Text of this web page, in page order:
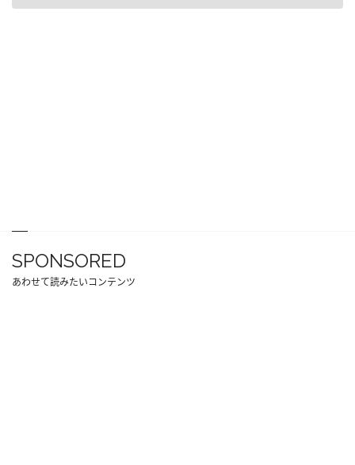
SPONSORED
あわせて読みたいコンテンツ